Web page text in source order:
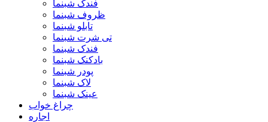
فندک شبنما
ظروف شبنما
تابلو شبنما
تی شرت شبنما
فندک شبنما
بادکنک شبنما
پودر شبنما
لاک شبنما
عینک شبنما
چراغ خواب
اجاره